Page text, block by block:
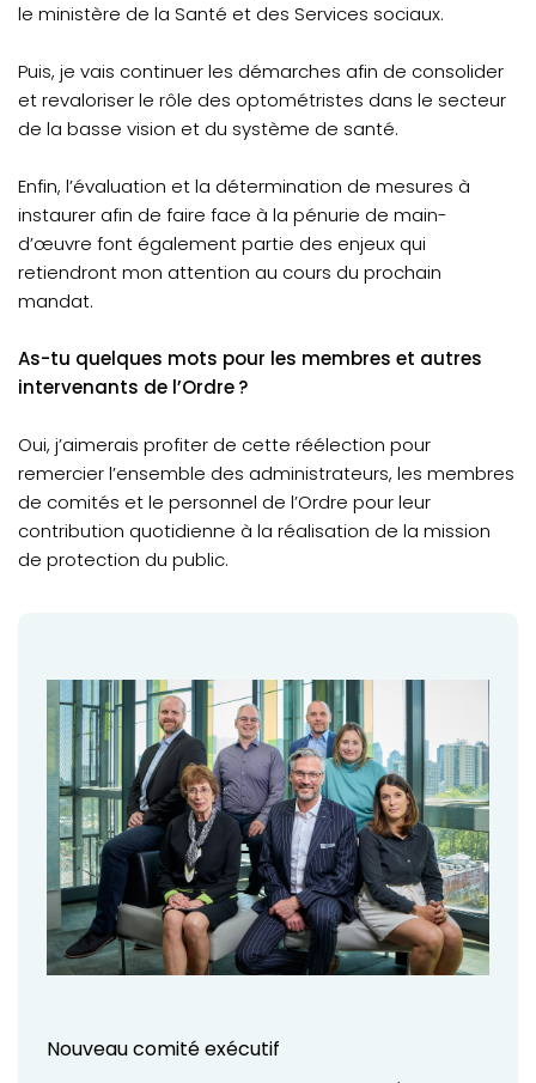
le ministère de la Santé et des Services sociaux.
Puis, je vais continuer les démarches afin de consolider
et revaloriser le rôle des optométristes dans le secteur
de la basse vision et du système de santé.
Enfin, l’évaluation et la détermination de mesures à
instaurer afin de faire face à la pénurie de main-
d’œuvre font également partie des enjeux qui
retiendront mon attention au cours du prochain
mandat.
As-tu quelques mots pour les membres et autres
intervenants de l’Ordre ?
Oui, j’aimerais profiter de cette réélection pour
remercier l’ensemble des administrateurs, les membres
de comités et le personnel de l’Ordre pour leur
contribution quotidienne à la réalisation de la mission
de protection du public.
Nouveau comité exécutif